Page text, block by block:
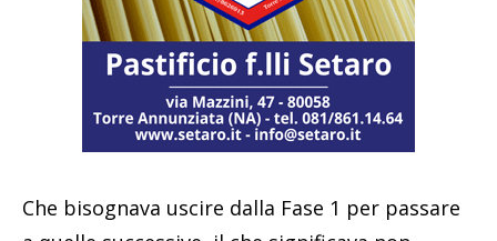
Che bisognava uscire dalla Fase 1 per passare